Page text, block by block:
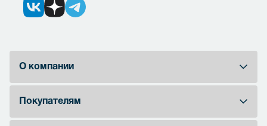
О компании
Покупателям